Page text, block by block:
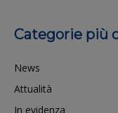
Categorie più
News
Attualità
In evidenza